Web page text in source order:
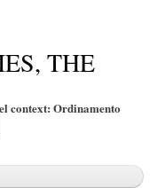
THE
context: Ordinamento